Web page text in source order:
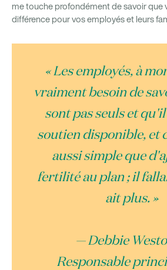
me touche profondément de savoir que
différence pour vos employés et leurs
« Les employés, à
vraiment besoin de
sont pas seuls et
soutien disponible, et
aussi simple que
fertilité au plan ; il
ait plus. »
— Debbie
Responsable